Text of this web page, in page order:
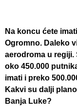
Na koncu ćete
Ogromno. Daleko
aerodroma u regiji.
oko 450.000
imati i preko
Kakvi su dalji
Banja Luke?